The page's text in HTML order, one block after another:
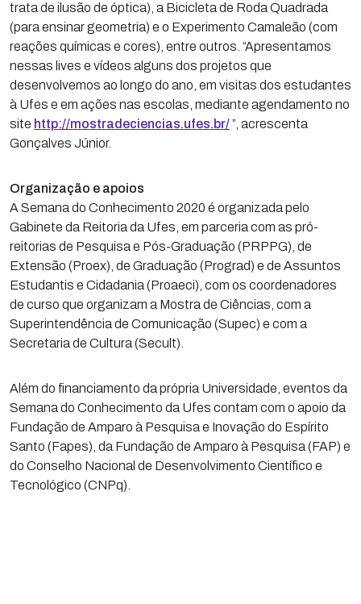
trata de ilusão de óptica), a Bicicleta de Roda Quadrada
(para ensinar geometria) e o Experimento Camaleão (com
reações químicas e cores), entre outros. “Apresentamos
nessas lives e vídeos alguns dos projetos que
desenvolvemos ao longo do ano, em visitas dos estudantes
à Ufes e em ações nas escolas, mediante agendamento no
site http://mostradeciencias.ufes.br/”, acrescenta
Gonçalves Júnior.
Organização e apoios
A Semana do Conhecimento 2020 é organizada pelo
Gabinete da Reitoria da Ufes, em parceria com as pró-
reitorias de Pesquisa e Pós-Graduação (PRPPG), de
Extensão (Proex), de Graduação (Prograd) e de Assuntos
Estudantis e Cidadania (Proaeci), com os coordenadores
de curso que organizam a Mostra de Ciências, com a
Superintendência de Comunicação (Supec) e com a
Secretaria de Cultura (Secult).
Além do financiamento da própria Universidade, eventos da
Semana do Conhecimento da Ufes contam com o apoio da
Fundação de Amparo à Pesquisa e Inovação do Espírito
Santo (Fapes), da Fundação de Amparo à Pesquisa (FAP) e
do Conselho Nacional de Desenvolvimento Científico e
Tecnológico (CNPq).